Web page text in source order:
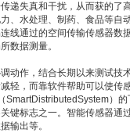
递失真和干扰，从而获的了
、水处理、制药、食品等自
线通过的空间传输传感器数
数据测量。
动作，结合长期以来测试技
轻，而靠软件帮助可以使传
）
键标志之一。智能传感器通
输出等。